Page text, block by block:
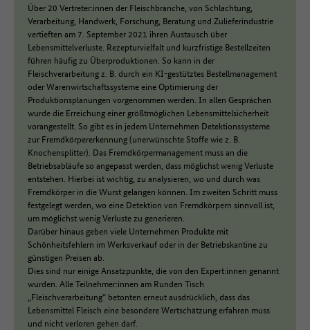
Über 20 Vertreter:innen der Fleischbranche, von Schlachtung,
Verarbeitung, Handwerk, Forschung, Beratung und Zulieferindustrie
vertieften am 7. September 2021 ihren Austausch über
Lebensmittelverluste. Rezepturvielfalt und kurzfristige Bestellzeiten
führen häufig zu Überproduktionen. So kann in der
Fleischverarbeitung z. B. durch ein KI-gestütztes Bestellmanagement
oder Warenwirtschaftssysteme eine Optimierung der
Produktionsplanungen vorgenommen werden. In allen Gesprächen
wurde die Erreichung einer größtmöglichen Lebensmittelsicherheit
vorangestellt. So gibt es in jedem Unternehmen Detektionssysteme
zur Fremdkörpererkennung (unerwünschte Stoffe wie z. B.
Knochensplitter). Das Fremdkörpermanagement muss an die
Betriebsabläufe so angepasst werden, dass möglichst wenig Verluste
entstehen. Hierbei ist wichtig, zu analysieren, wo und durch was
Fremdkörper in die Wurst gelangen können. Im zweiten Schritt muss
festgelegt werden, wo eine Detektion von Fremdkörpern sinnvoll ist,
um möglichst wenig Verluste zu generieren.
Darüber hinaus geben viele Unternehmen Produkte mit
Schönheitsfehlern im Werksverkauf oder in der Betriebskantine zu
günstigen Preisen ab.
Dies sind nur einige Ansatzpunkte, die von den Expert:innen genannt
wurden. Alle Teilnehmer:innen am Runden Tisch
„Fleischverarbeitung“ betonten erneut ausdrücklich, dass das
Lebensmittel Fleisch eine besondere Wertschätzung erfahren muss
und nicht verloren gehen darf.